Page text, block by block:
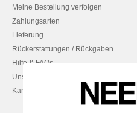
Meine Bestellung verfolgen
Zahlungsarten
Lieferung
Rückerstattungen / Rückgaben
Hilfe & FAQs
Unsere Engagements
Karriere